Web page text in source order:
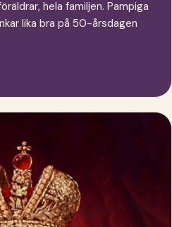
hela familjen. Pampiga
lika bra på 50-årsdagen